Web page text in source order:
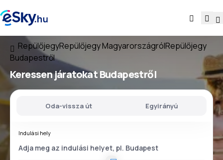
RepülőjegyRepülőjegy MagyarországrólRepülőjegy
Budapestről
Keressen járatokatBudapestről
Oda-vissza út Egyirányú
Indulási hely